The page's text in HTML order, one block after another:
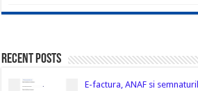
Recent Posts
E-factura, ANAF si